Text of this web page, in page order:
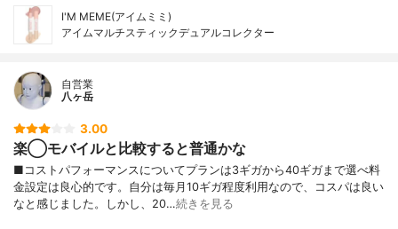
I'M MEME(アイムミミ)
アイムマルチスティックデュアルコレクター
自営業
八ヶ岳
3.00
楽◯モバイルと比較すると普通かな
■コストパフォーマンスについてプランは3ギガから40ギガまで選べ料
金設定は良心的です。自分は毎月10ギガ程度利用なので、コスパは良い
なと感じました。しかし、20…続きを見る